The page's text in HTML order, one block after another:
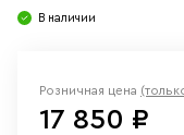
В наличии
Розничная цена
17 850 ₽